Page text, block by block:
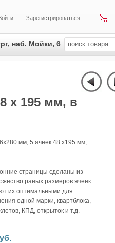
Зарегистрироваться
наб. Мойки, 6
х 195 мм, в
мм, 5 ячеек 48 x195 мм,
страницы сделаны из
раных размеров ячеек
их оптимальными для
одной марки, квартблока,
КПД, открыток и т.д.